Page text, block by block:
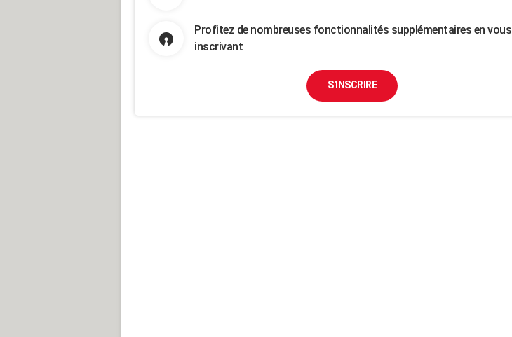
Profitez de nombreuses fonctionnalités supplémentaires en vous
inscrivant
S'INSCRIRE